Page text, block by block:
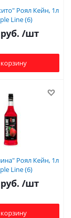
Роял Кейн, 1л
Line (6)
/шт
Роял Кейн, 1л
Line (6)
/шт